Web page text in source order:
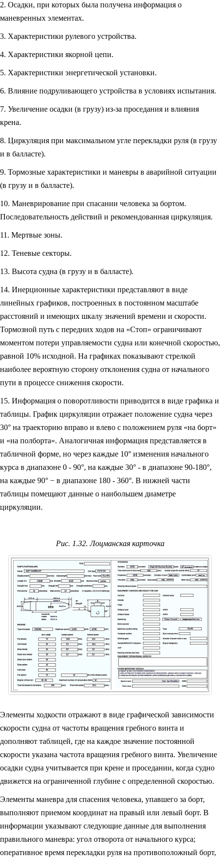
2. Осадки, при которых была получена информация о
маневренных элементах.
3. Характеристики рулевого устройства.
4. Характеристики якорной цепи.
5. Характеристики энергетической установки.
6. Влияние подруливающего устройства в условиях испытания.
7. Увеличение осадки (в грузу) из-за проседания и влияния
крена.
8. Циркуляция при максимальном угле перекладки руля (в грузу
и в балласте).
9. Тормозные характеристики и маневры в аварийной ситуации
(в грузу и в балласте).
10. Маневрирование при спасании человека за бортом.
Последовательность действий и рекомендованная циркуляция.
11. Мертвые зоны.
12. Теневые секторы.
13. Высота судна (в грузу и в балласте).
14. Инерционные характеристики представляют в виде
линейных графиков, построенных в постоянном масштабе
расстояний и имеющих шкалу значений времени и скорости.
Тормозной путь с передних ходов на «Стоп» ограничивают
моментом потери управляемости судна или конечной скоростью,
равной 10% исходной. На графиках показывают стрелкой
наиболее вероятную сторону отклонения судна от начального
пути в процессе снижения скорости.
15. Информация о поворотливости приводится в виде графика и
таблицы. График циркуляции отражает положение судна через
30° на траекторию вправо и влево с положением руля «на борт»
и «на полборта». Аналогичная информация представляется в
табличной форме, но через каждые 10° изменения начального
курса в диапазоне 0 - 90°, на каждые 30° - в диапазоне 90-180°,
на каждые 90° − в диапазоне 180 - 360°. В нижней части
таблицы помещают данные о наибольшем диаметре
циркуляции.
Рис. 1.32. Лоцманская карточка
Элементы ходкости отражают в виде графической зависимости
скорости судна от частоты вращения гребного винта и
дополняют таблицей, где на каждое значение постоянной
скорости указана частота вращения гребного винта. Увеличение
осадки судна учитывается при крене и проседании, когда судно
движется на ограниченной глубине с определенной скоростью.
Элементы маневра для спасения человека, упавшего за борт,
выполняют приемом координат на правый или левый борт. В
информации указывают следующие данные для выполнения
правильного маневра: угол отворота от начального курса;
оперативное время перекладки руля на противоположный борт,